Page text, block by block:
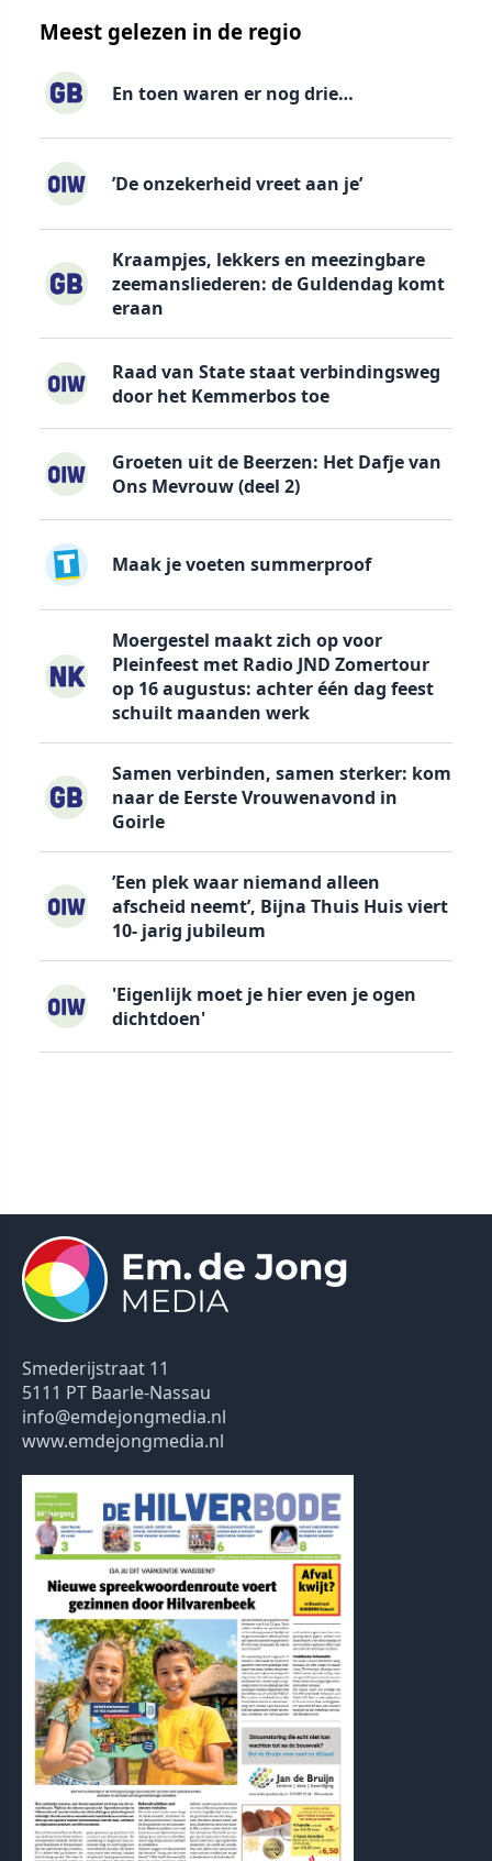
Meest gelezen in de regio
En toen waren er nog drie…
’De onzekerheid vreet aan je’
Kraampjes, lekkers en meezingbare
zeemansliederen: de Guldendag komt
eraan
Raad van State staat verbindingsweg
door het Kemmerbos toe
Groeten uit de Beerzen: Het Dafje van
Ons Mevrouw (deel 2)
Maak je voeten summerproof
Moergestel maakt zich op voor
Pleinfeest met Radio JND Zomertour
op 16 augustus: achter één dag feest
schuilt maanden werk
Samen verbinden, samen sterker: kom
naar de Eerste Vrouwenavond in
Goirle
’Een plek waar niemand alleen
afscheid neemt’, Bijna Thuis Huis viert
10- jarig jubileum
'Eigenlijk moet je hier even je ogen
dichtdoen'
Smederijstraat 11
5111 PT Baarle-Nassau
info@emdejongmedia.nl
www.emdejongmedia.nl